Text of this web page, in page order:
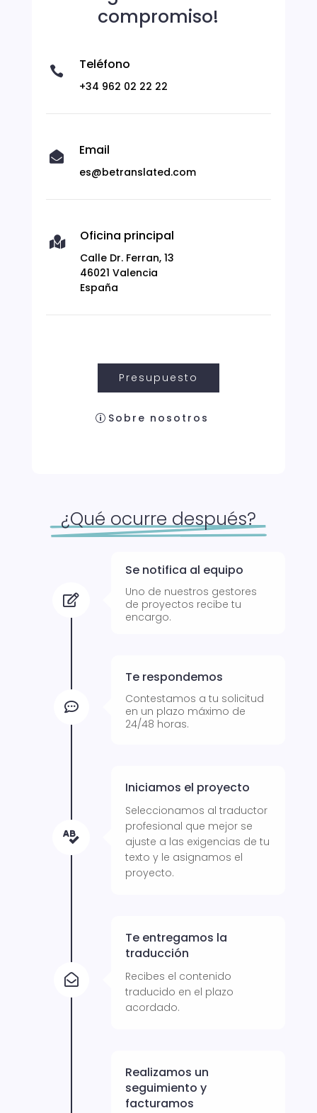
compromiso!
 Teléfono
+34 962 02 22 22
 Email
es@betranslated.com
 Oficina principal
Calle Dr. Ferran, 13
46021 Valencia
España
Presupuesto
Sobre nosotros
¿Qué ocurre después?

Se notifica al equipo
Uno de nuestros gestores
de proyectos recibe tu
encargo.

Te respondemos
Contestamos a tu solicitud
en un plazo máximo de
24/48 horas.

Iniciamos el proyecto
Seleccionamos al traductor
profesional que mejor se
ajuste a las exigencias de tu
texto y le asignamos el
proyecto.

Te entregamos la
traducción
Recibes el contenido
traducido en el plazo
acordado.
Realizamos un
seguimiento y
facturamos